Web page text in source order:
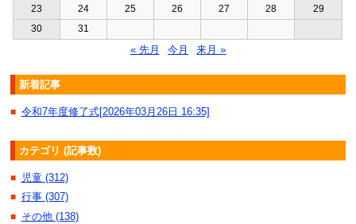
23
24 25 26 27 28
29
30
31
« 先月 今月 来月 »
新着記事
■ 令和7年度修了式[2026年03月26日 16:35]
カテゴリ (記事数)
■ 児童 (312)
■ 行事 (307)
■ その他 (138)